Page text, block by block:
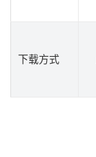
下载方式